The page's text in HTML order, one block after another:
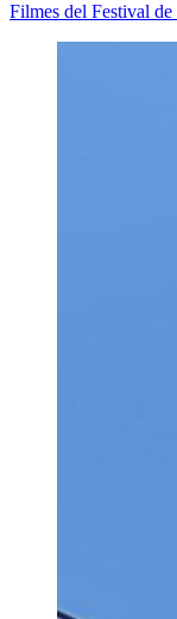
Filmes del Festival de